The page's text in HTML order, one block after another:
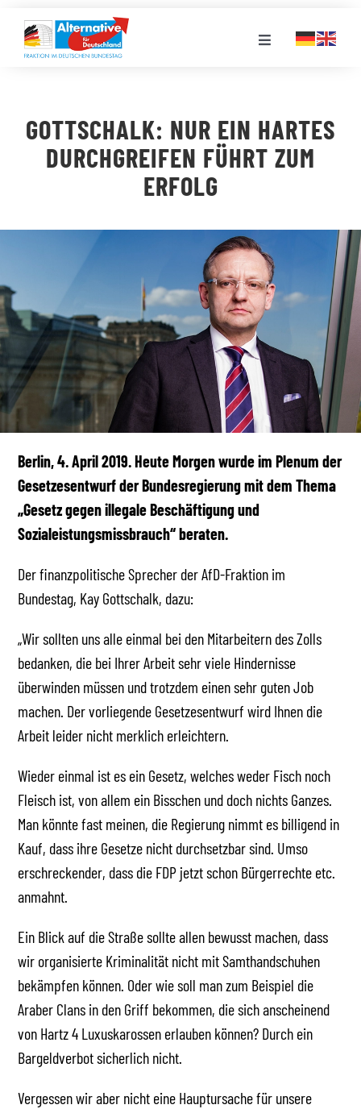
Inhalt
springen
Toggle
LANDESGRUPPEN
STELLENPORTAL
MEDIATHEK
GOTTSCHALK: NUR EIN HARTES
DURCHGREIFEN FÜHRT ZUM
ERFOLG
Berlin, 4. April 2019. Heute Morgen wurde im Plenum der
Gesetzesentwurf der Bundesregierung mit dem Thema
„Gesetz gegen illegale Beschäftigung und
Sozialeistungsmissbrauch“ beraten.
Der finanzpolitische Sprecher der AfD-Fraktion im
Bundestag, Kay Gottschalk, dazu:
„Wir sollten uns alle einmal bei den Mitarbeitern des Zolls
bedanken, die bei Ihrer Arbeit sehr viele Hindernisse
überwinden müssen und trotzdem einen sehr guten Job
machen. Der vorliegende Gesetzesentwurf wird Ihnen die
Arbeit leider nicht merklich erleichtern.
Wieder einmal ist es ein Gesetz, welches weder Fisch noch
Fleisch ist, von allem ein Bisschen und doch nichts Ganzes.
Man könnte fast meinen, die Regierung nimmt es billigend in
Kauf, dass ihre Gesetze nicht durchsetzbar sind. Umso
erschreckender, dass die FDP jetzt schon Bürgerrechte etc.
anmahnt.
Ein Blick auf die Straße sollte allen bewusst machen, dass
wir organisierte Kriminalität nicht mit Samthandschuhen
bekämpfen können. Oder wie soll man zum Beispiel die
Araber Clans in den Griff bekommen, die sich anscheinend
von Hartz 4 Luxuskarossen erlauben können? Durch ein
Bargeldverbot sicherlich nicht.
Vergessen wir aber nicht eine Hauptursache für unsere